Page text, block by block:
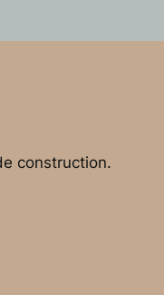
construction.